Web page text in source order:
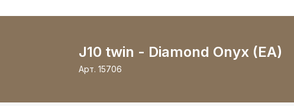
J10 twin - Diamond Onyx (EA)
Арт. 15706